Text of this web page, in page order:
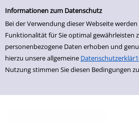
Einfache Suche
Informationen zum Datenschutz
Bei der Verwendung dieser Webseite werden
Funktionalität für Sie optimal gewährleisten
personenbezogene Daten erhoben und
hierzu unsere allgemeine
Nutzung stimmen Sie diesen Bedingungen
zur Navigation springen
zum Inhalt springen
Zur Detailanzeige springen